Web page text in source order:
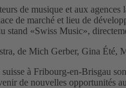
de musique et aux
de marché et lieu de
stand «Swiss Music»,
de Mich Gerber, Gina
à Fribourg-en-Brisgau
de nouvelles opportunités